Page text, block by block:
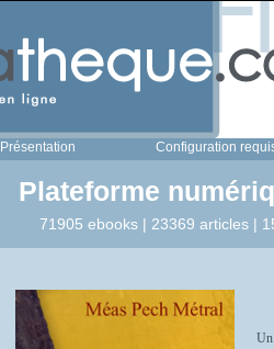
Présentation Configuration
Plateforme
71905 ebooks | 23369 articles |
Un